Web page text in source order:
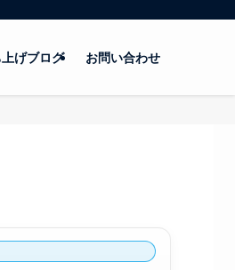
げブログ お問い合わせ